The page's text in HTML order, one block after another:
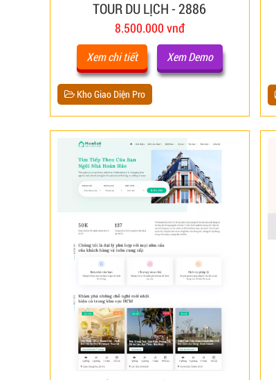
TOUR DU LỊCH - 2886
8.500.000 vnđ
Xem chi tiết Xem Demo
Kho Giao Diện Pro